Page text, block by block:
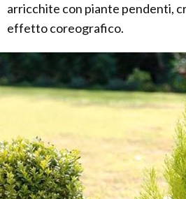
arricchite con piante pendenti,
effetto coreografico.